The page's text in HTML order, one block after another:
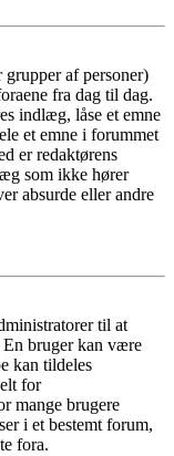
grupper af personer)
fra dag til dag.
indlæg, låse et emne
et emne i forummet
er redaktørens
som ikke hører
absurde eller andre
til at
En bruger kan være
kan tildeles
for
mange brugere
i et bestemt forum,
fora.